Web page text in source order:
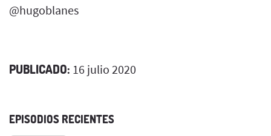
@hugoblanes
PUBLICADO: 16 julio 2020
EPISODIOS RECIENTES